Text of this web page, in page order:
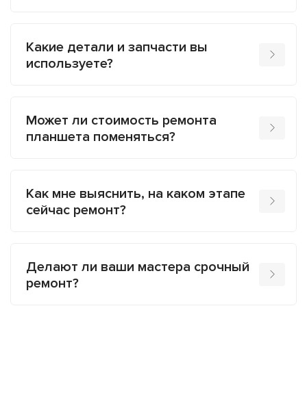
Какие детали и запчасти вы
используете?
Может ли стоимость ремонта
планшета поменяться?
Как мне выяснить, на каком этапе
сейчас ремонт?
Делают ли ваши мастера срочный
ремонт?